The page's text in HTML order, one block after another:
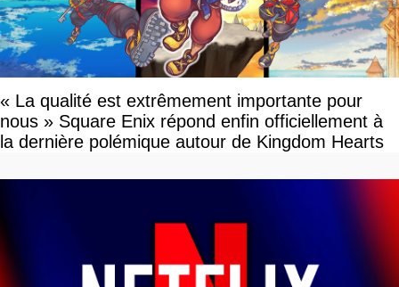
« La qualité est extrêmement importante pour
nous » Square Enix répond enfin officiellement à
la dernière polémique autour de Kingdom Hearts